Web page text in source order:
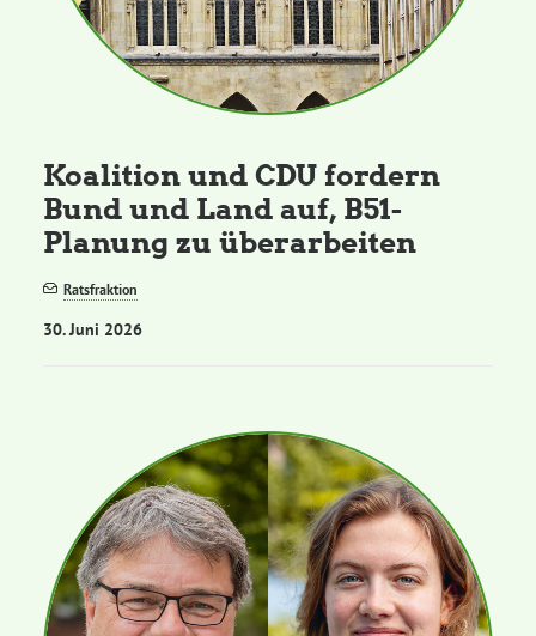
Koalition und CDU fordern
Bund und Land auf, B51-
Planung zu überarbeiten
Ratsfraktion
30. Juni 2026